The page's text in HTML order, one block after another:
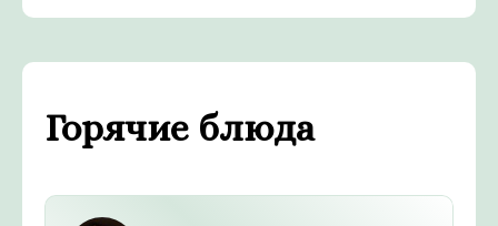
Горячие блюда